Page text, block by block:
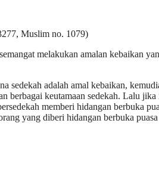
Muslim no. 1079)
melakukan amalan kebaikan
sedekah adalah amal kebaikan,
berbagai keutamaan sedekah. Lalu
memberi hidangan berbuka
yang diberi hidangan berbuka